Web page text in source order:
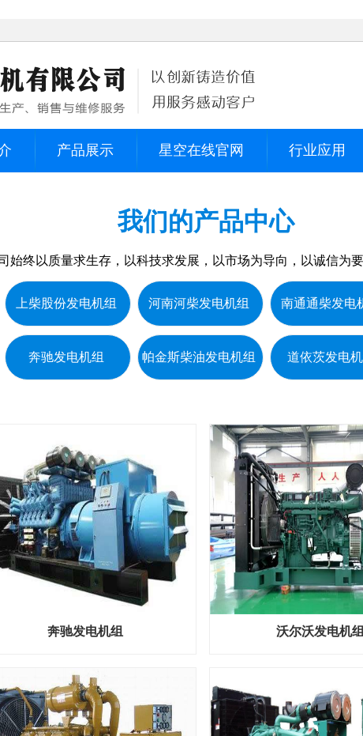
产品展示 星空在线官网 行业应用
我们的产品中心
终以质量求生存，以科技求发展，以市场为导向，以诚信
上柴股份发电机组 河南河柴发电机组 南通通柴发电
奔驰发电机组 帕金斯柴油发电机组 道依茨发电
奔驰发电机组 沃尔沃发电机组